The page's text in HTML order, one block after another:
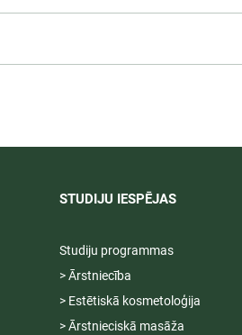
STUDIJU IESPĒJAS
Studiju programmas
> Ārstniecība
> Estētiskā kosmetoloģija
> Ārstnieciskā masāža